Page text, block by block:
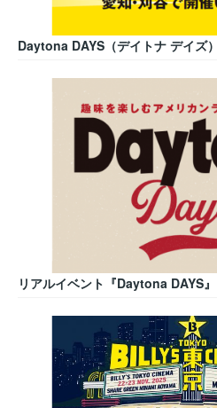
Daytona DAYS（デイトナ デイズ）
リアルイベント『Daytona DAYS』